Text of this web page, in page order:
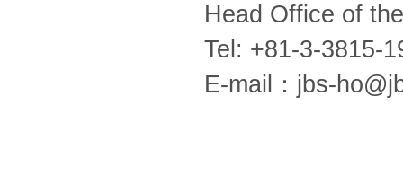
Head Office of
Tel: +81-3-3815-
E-mail：jbs-